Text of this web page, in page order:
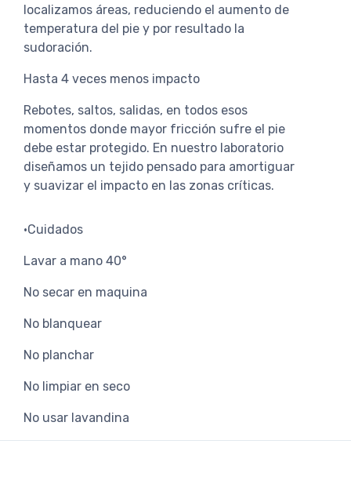
localizamos áreas, reduciendo el aumento de
temperatura del pie y por resultado la
sudoración.
Hasta 4 veces menos impacto
Rebotes, saltos, salidas, en todos esos
momentos donde mayor fricción sufre el pie
debe estar protegido. En nuestro laboratorio
diseñamos un tejido pensado para amortiguar
y suavizar el impacto en las zonas críticas.
•Cuidados
Lavar a mano 40°
No secar en maquina
No blanquear
No planchar
No limpiar en seco
No usar lavandina